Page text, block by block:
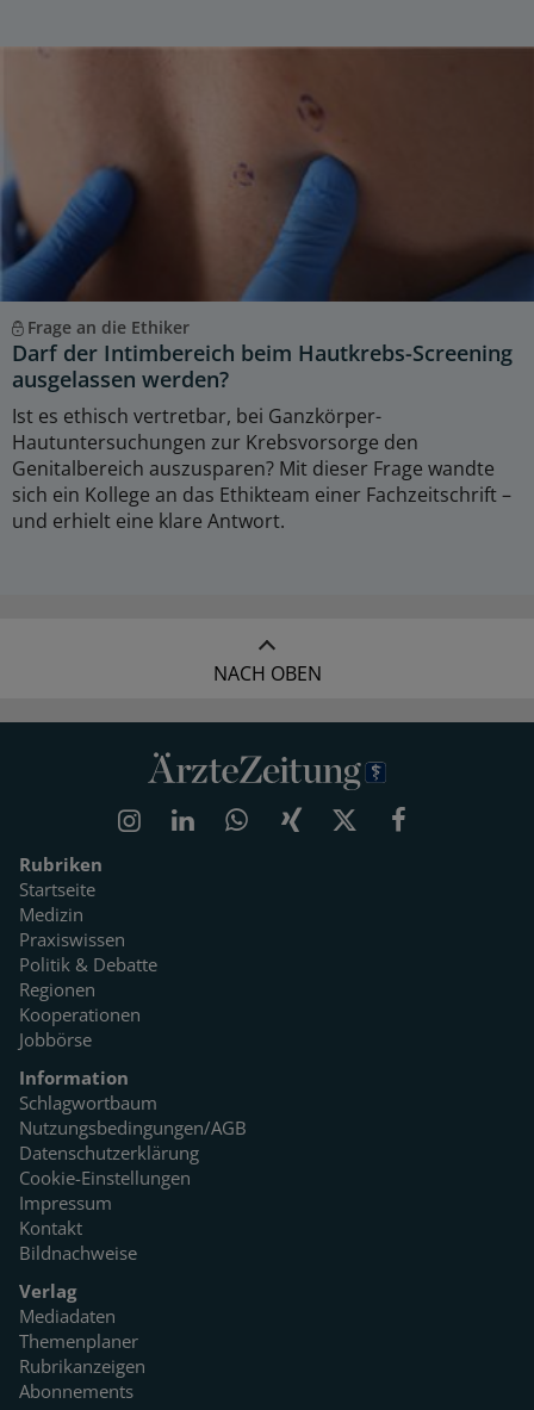
Frage an die Ethiker
Darf der Intimbereich beim Hautkrebs-Screening
ausgelassen werden?
Ist es ethisch vertretbar, bei Ganzkörper-
Hautuntersuchungen zur Krebsvorsorge den
Genitalbereich auszusparen? Mit dieser Frage wandte
sich ein Kollege an das Ethikteam einer Fachzeitschrift –
und erhielt eine klare Antwort.
NACH OBEN
Rubriken
Startseite
Medizin
Praxiswissen
Politik & Debatte
Regionen
Kooperationen
Jobbörse
Information
Schlagwortbaum
Nutzungsbedingungen/AGB
Datenschutzerklärung
Cookie-Einstellungen
Impressum
Kontakt
Bildnachweise
Verlag
Mediadaten
Themenplaner
Rubrikanzeigen
Abonnements